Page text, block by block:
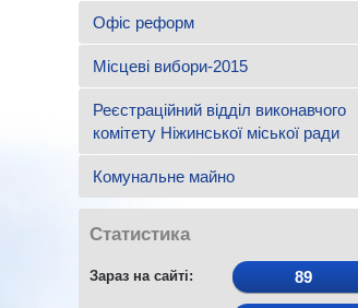
Офіс реформ
Місцеві вибори-2015
Реєстраційний відділ виконавчого
комітету Ніжинської міської ради
Комунальне майно
Статистика
Зараз на сайті: 89